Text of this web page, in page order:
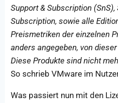
Support & Subscription
Subscription, sowie alle
Preismetriken der einzelnen
anders angegeben, von
Diese Produkte sind nicht
So schrieb VMware im
Was passiert nun mit den